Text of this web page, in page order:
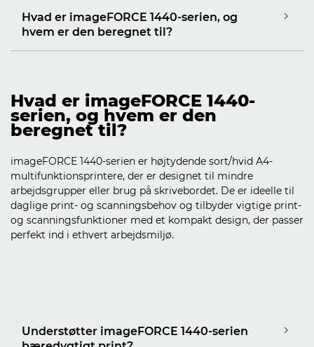
Hvad er imageFORCE 1440-serien, og
hvem er den beregnet til?
Hvad er imageFORCE 1440-
serien, og hvem er den
beregnet til?
imageFORCE 1440-serien er højtydende sort/hvid A4-
multifunktionsprintere, der er designet til mindre
arbejdsgrupper eller brug på skrivebordet. De er ideelle til
daglige print- og scanningsbehov og tilbyder vigtige print-
og scanningsfunktioner med et kompakt design, der passer
perfekt ind i ethvert arbejdsmiljø.
Understøtter imageFORCE 1440-serien